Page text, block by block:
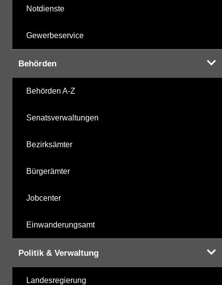
Notdienste
Gewerbeservice
Behörden
Behörden A-Z
Senatsverwaltungen
Bezirksämter
Bürgerämter
Jobcenter
Einwanderungsamt
Politik & Verwaltung
Landesregierung